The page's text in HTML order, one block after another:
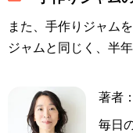
また、手作りジャム
ジャムと同じく、半
著者：
毎日